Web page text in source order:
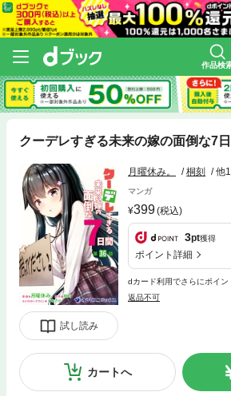
作品検
クーデレすぎる未来の嫁の面倒な7日
試し読み
月曜休み。 桐刻 他
マンガ
399(税込)
3pt獲得
ポイント詳細
dカード利用でさらにポイン
返品不可
カートへ